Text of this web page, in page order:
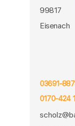
99817
Eisenach
03691-
0170-424